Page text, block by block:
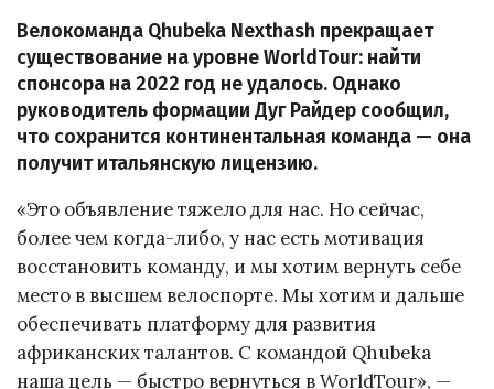
Велокоманда Qhubeka Nexthash прекращает
существование на уровне WorldTour: найти
спонсора на 2022 год не удалось. Однако
руководитель формации Дуг Райдер сообщил,
что сохранится континентальная команда — она
получит итальянскую лицензию.
«Это объявление тяжело для нас. Но сейчас,
более чем когда-либо, у нас есть мотивация
восстановить команду, и мы хотим вернуть себе
место в высшем велоспорте. Мы хотим и дальше
обеспечивать платформу для развития
африканских талантов. С командой Qhubeka
наша цель — быстро вернуться в WorldTour», —